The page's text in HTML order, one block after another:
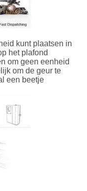
kunt plaatsen in
het plafond
om geen eenheid
om de geur te
een beetje